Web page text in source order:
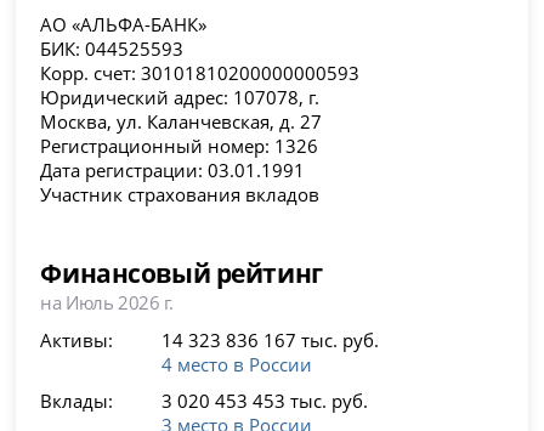
АО «АЛЬФА-БАНК»
БИК: 044525593
Корр. счет: 30101810200000000593
Юридический адрес: 107078, г.
Москва, ул. Каланчевская, д. 27
Регистрационный номер: 1326
Дата регистрации: 03.01.1991
Участник страхования вкладов
Финансовый рейтинг
на Июль 2026 г.
Активы:
14 323 836 167 тыс. руб.
4 место в России
Вклады:
3 020 453 453 тыс. руб.
3 место в России